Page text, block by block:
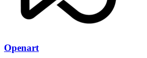
Openart